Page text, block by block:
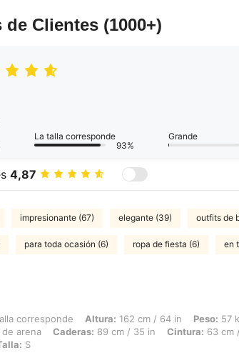
de Clientes (1000+)
La talla corresponde
93%
Grande
4,87
impresionante (67) elegante (39) outfits de
para toda ocasión (6) ropa de fiesta (6) en
Altura: 162 cm / 64 in, Peso: 57 kg / 126 lbs,
corresponde Altura: 162 cm / 64 in Peso: 57
de arena Caderas: 89 cm / 35 in Cintura: 63 cm
S